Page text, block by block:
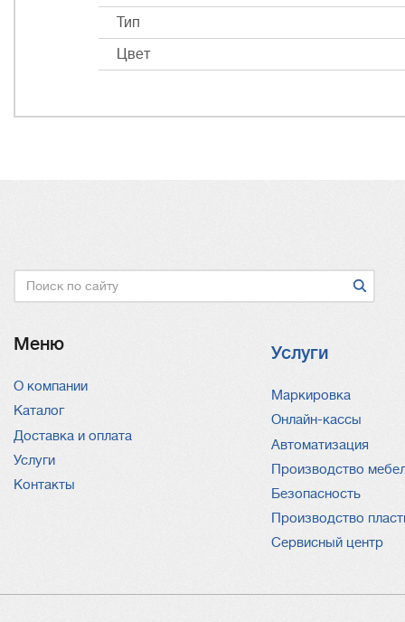
Тип
Цвет
Поиск
Меню
О компании
Каталог
Доставка и оплата
Услуги
Контакты
Услуги
Услуги
Маркировка
Онлайн-кассы
Автоматизация
Производство
Безопасность
Производство
Сервисный центр